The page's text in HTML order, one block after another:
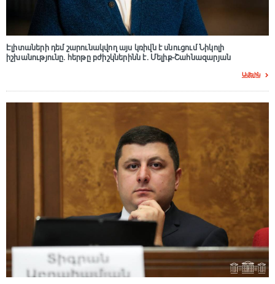
Էլիտաների դեմ շարունակվող այս կռիվն է սնուցում Նիկոլի
իշխանությունը. հերթը բժիշկներինն է. Մելիք-Շահնազարյան
Ավելին